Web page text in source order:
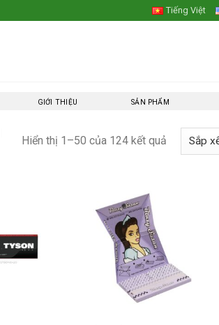
Tiếng Việt
GIỚI THIỆU SẢN PHẨM
Hiển thị 1–50 của 124 kết quả